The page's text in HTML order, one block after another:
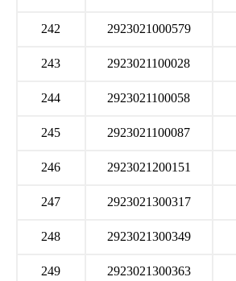
242 2923021000579
243 2923021100028
244 2923021100058
245 2923021100087
246 2923021200151
247 2923021300317
248 2923021300349
249 2923021300363